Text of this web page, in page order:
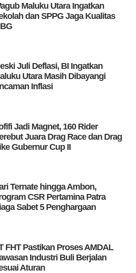
Maluku Utara Ingatkan
dan SPPG Jaga Kualitas
Juli Deflasi, BI Ingatkan
Utara Masih Dibayangi
Inflasi
Jadi Magnet, 160 Rider
Juara Drag Race dan Drag
Gubernur Cup II
Ternate hingga Ambon,
CSR Pertamina Patra
Sabet 5 Penghargaan
FHT Pastikan Proses AMDAL
Industri Buli Berjalan
Aturan